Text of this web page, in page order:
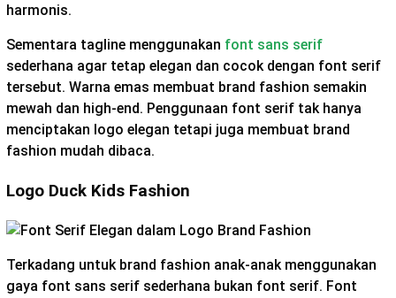
harmonis.
Sementara tagline menggunakan font sans serif
sederhana agar tetap elegan dan cocok dengan font serif
tersebut. Warna emas membuat brand fashion semakin
mewah dan high-end. Penggunaan font serif tak hanya
menciptakan logo elegan tetapi juga membuat brand
fashion mudah dibaca.
Logo Duck Kids Fashion
Terkadang untuk brand fashion anak-anak menggunakan
gaya font sans serif sederhana bukan font serif. Font